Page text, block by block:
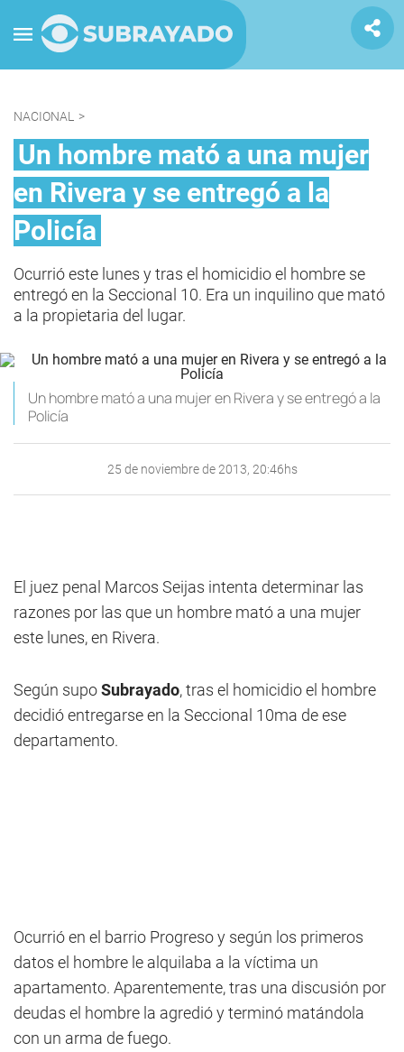
NACIONAL >
Un hombre mató a una mujer
en Rivera y se entregó a la
Policía
Ocurrió este lunes y tras el homicidio el hombre se
entregó en la Seccional 10. Era un inquilino que mató
a la propietaria del lugar.
Un hombre mató a una mujer en Rivera y se entregó a la
Policía
25 de noviembre de 2013, 20:46hs
El juez penal Marcos Seijas intenta determinar las
razones por las que un hombre mató a una mujer
este lunes, en Rivera.
Según supoSubrayado, tras el homicidio el hombre
decidió entregarse en la Seccional 10ma de ese
departamento.
Ocurrió en el barrio Progreso y según los primeros
datos el hombre le alquilaba a la víctima un
apartamento. Aparentemente, tras una discusión por
deudas el hombre la agredió y terminó matándola
con un arma de fuego.